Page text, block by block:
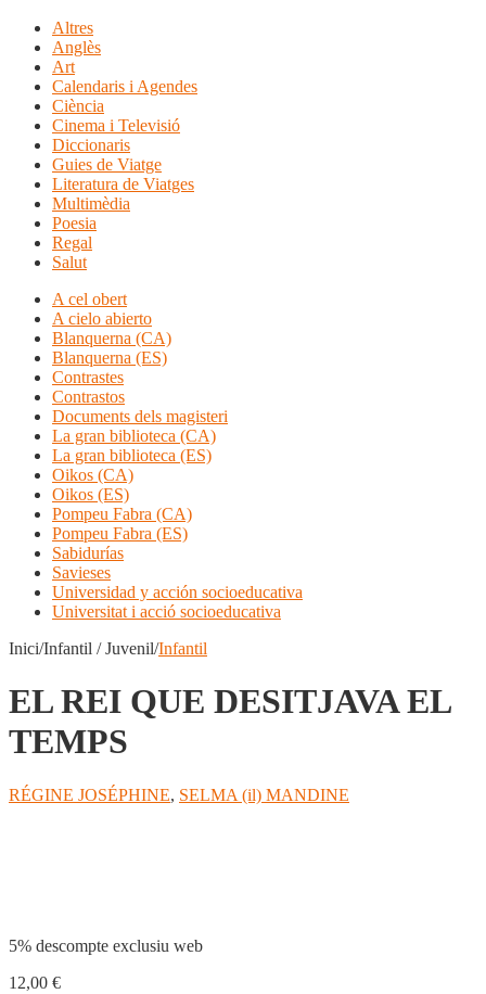
Altres
Anglès
Art
Calendaris i Agendes
Ciència
Cinema i Televisió
Diccionaris
Guies de Viatge
Literatura de Viatges
Multimèdia
Poesia
Regal
Salut
A cel obert
A cielo abierto
Blanquerna (CA)
Blanquerna (ES)
Contrastes
Contrastos
Documents dels magisteri
La gran biblioteca (CA)
La gran biblioteca (ES)
Oikos (CA)
Oikos (ES)
Pompeu Fabra (CA)
Pompeu Fabra (ES)
Sabidurías
Savieses
Universidad y acción socioeducativa
Universitat i acció socioeducativa
Inici/Infantil / Juvenil/Infantil
EL REI QUE DESITJAVA EL
TEMPS
RÉGINE JOSÉPHINE, SELMA (il) MANDINE
5% descompte exclusiu web
12,00 €